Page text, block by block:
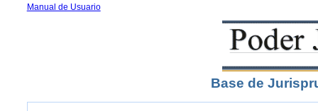
Manual de Usuario
Base de